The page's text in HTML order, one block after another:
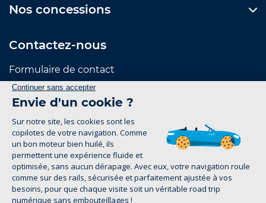
Nos concessions
Contactez-nous
Formulaire de contact
Suivez-nous
Mentions Légales
Politique de confidentialité
groupe-legrand.fr 2026
1